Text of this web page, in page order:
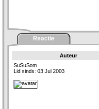
Reactie
Auteur
SuSuSom
Lid sinds: 03 Jul 2003